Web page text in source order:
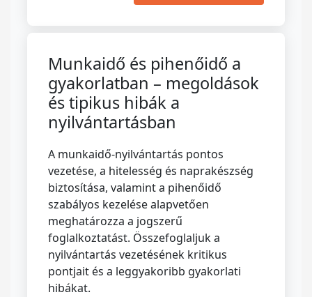
Munkaidő és pihenőidő a
gyakorlatban – megoldások
és tipikus hibák a
nyilvántartásban
A munkaidő-nyilvántartás pontos
vezetése, a hitelesség és naprakészség
biztosítása, valamint a pihenőidő
szabályos kezelése alapvetően
meghatározza a jogszerű
foglalkoztatást. Összefoglaljuk a
nyilvántartás vezetésének kritikus
pontjait és a leggyakoribb gyakorlati
hibákat.